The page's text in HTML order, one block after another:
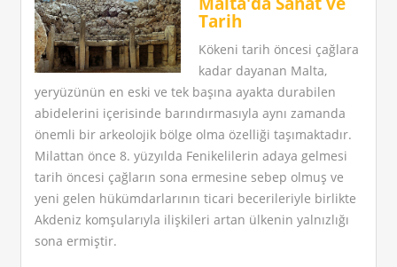
Tarih
Kökeni tarih öncesi çağlara
kadar dayanan Malta,
yeryüzünün en eski ve tek başına ayakta durabilen
abidelerini içerisinde barındırmasıyla aynı zamanda
önemli bir arkeolojik bölge olma özelliği taşımaktadır.
Milattan önce 8. yüzyılda Fenikelilerin adaya gelmesi
tarih öncesi çağların sona ermesine sebep olmuş ve
yeni gelen hükümdarlarının ticari becerileriyle birlikte
Akdeniz komşularıyla ilişkileri artan ülkenin yalnızlığı
sona ermiştir.